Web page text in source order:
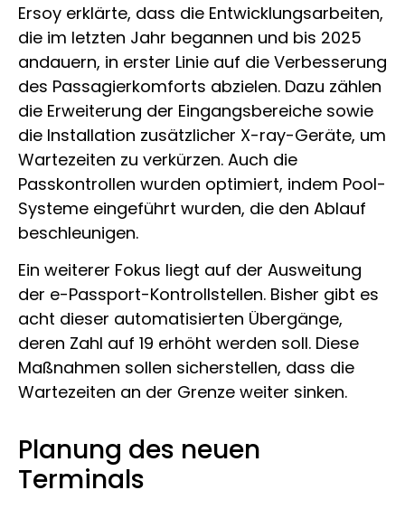
Ersoy erklärte, dass die Entwicklungsarbeiten,
die im letzten Jahr begannen und bis 2025
andauern, in erster Linie auf die Verbesserung
des Passagierkomforts abzielen. Dazu zählen
die Erweiterung der Eingangsbereiche sowie
die Installation zusätzlicher X-ray-Geräte, um
Wartezeiten zu verkürzen. Auch die
Passkontrollen wurden optimiert, indem Pool-
Systeme eingeführt wurden, die den Ablauf
beschleunigen.
Ein weiterer Fokus liegt auf der Ausweitung
der e-Passport-Kontrollstellen. Bisher gibt es
acht dieser automatisierten Übergänge,
deren Zahl auf 19 erhöht werden soll. Diese
Maßnahmen sollen sicherstellen, dass die
Wartezeiten an der Grenze weiter sinken.
Planung des neuen
Terminals